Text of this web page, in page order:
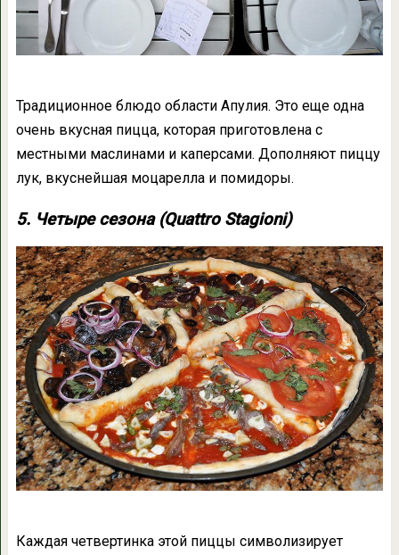
Традиционное блюдо области Апулия. Это еще одна
очень вкусная пицца, которая приготовлена с
местными маслинами и каперсами. Дополняют пиццу
лук, вкуснейшая моцарелла и помидоры.
5. Четыре сезона (Quattro Stagioni)
Каждая четвертинка этой пиццы символизирует